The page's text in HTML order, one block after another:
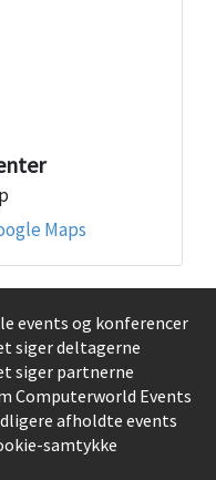
Maps
events og konferencer
siger deltagerne
siger partnerne
Computerworld Events
afholdte events
samtykke